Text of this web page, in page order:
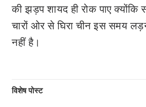
की झड़प शायद ही रोक पाए क्योंकि
चारों ओर से घिरा चीन इस समय
नहीं है।
विशेष पोस्ट